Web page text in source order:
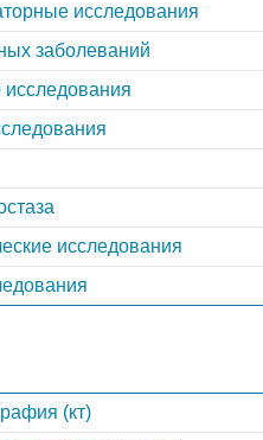
исследования
заболеваний
исследования
исследования
(кт)